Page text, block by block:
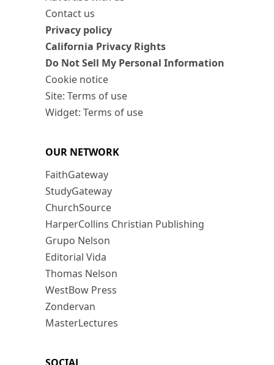
Contact us
Privacy policy
California Privacy Rights
Do Not Sell My Personal Information
Cookie notice
Site: Terms of use
Widget: Terms of use
OUR NETWORK
FaithGateway
StudyGateway
ChurchSource
HarperCollins Christian Publishing
Grupo Nelson
Editorial Vida
Thomas Nelson
WestBow Press
Zondervan
MasterLectures